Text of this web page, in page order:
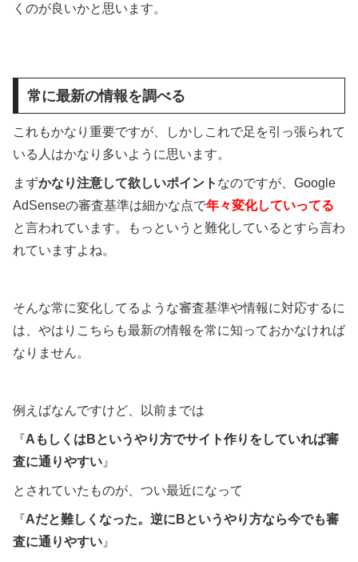
くのが良いかと思います。
常に最新の情報を調べる
これもかなり重要ですが、しかしこれで足を引っ張られて
いる人はかなり多いように思います。
まずかなり注意して欲しいポイント なのですが、Google
AdSenseの審査基準は細かな点で年々変化していってる
と言われています。もっというと難化しているとすら言わ
れていますよね。
そんな常に変化してるような審査基準や情報に対応するに
は、やはりこちらも最新の情報を常に知っておかなければ
なりません。
例えばなんですけど、以前までは
『AもしくはBというやり方でサイト作りをしていれば審
査に通りやすい 』
とされていたものが、つい最近になって
『Aだと難しくなった。逆にBというやり方なら今でも審
査に通りやすい 』